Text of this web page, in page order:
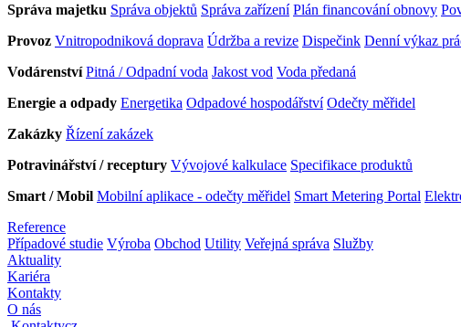
Správa majetku Správa objektů Správa zařízení Plán financování obnovy
Provoz Vnitropodniková doprava Údržba a revize Dispečink Denní výkaz
Vodárenství Pitná / Odpadní voda Jakost vod Voda předaná
Energie a odpady Energetika Odpadové hospodářství Odečty měřidel
Zakázky Řízení zakázek
Potravinářství / receptury Vývojové kalkulace Specifikace produktů
Smart / Mobil Mobilní aplikace - odečty měřidel Smart Metering Portal
Reference
Případové studie Výroba Obchod Utility Veřejná správa Služby
Aktuality
Kariéra
Kontakty
O nás